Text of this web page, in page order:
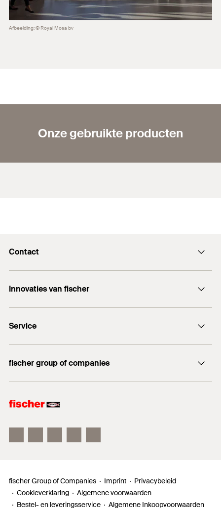
Afbeelding: © Royal Mosa bv
Onze gebruikte producten
Contact
info@fischer.nl
+31 35 6 95 66 66
Innovaties van fischer
DuoSeal
Traploze stelschroef FAFS
FIS V Plus
Service
Technisch advies
fischer group of companies
fischer Electronic Solutions
fischer Group of Companies Imprint
Privacybeleid
Cookieverklaring
Algemene voorwaarden
Bestel- en leveringsservice
Algemene Inkoopvoorwaarden